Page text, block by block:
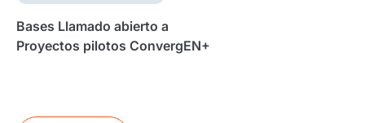
Bases Llamado abierto a
Proyectos pilotos ConvergEN+